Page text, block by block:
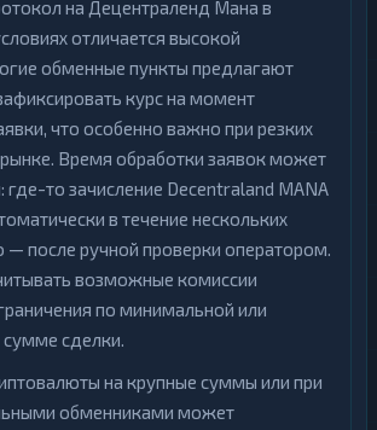
на Децентраленд Мана в
отличается высокой
обменные пункты предлагают
курс на момент
что особенно важно при резких
Время обработки заявок может
где-то зачисление Decentraland MANA
в течение нескольких
— после ручной проверки оператором.
возможные комиссии
по минимальной или
сделки.
на крупные суммы или при
обменниками может